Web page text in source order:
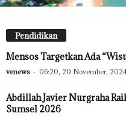
Pendidikan
Mensos Targetkan Ada
venews - 06:20, 20 November,
Abdillah Javier Nurgraha
Sumsel 2026